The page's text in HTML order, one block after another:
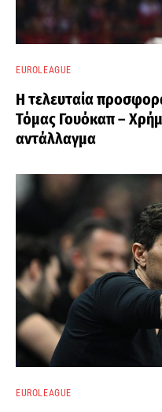
EUROLEAGUE
Η τελευταία
Τόμας Γουόκαπ –
αντάλλαγμα
EUROLEAGUE